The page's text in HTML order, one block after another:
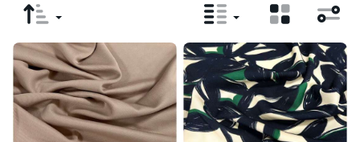
Велюр Вискоза Вискоза Модал
Габардин Гипюр, Кружево, Шитье